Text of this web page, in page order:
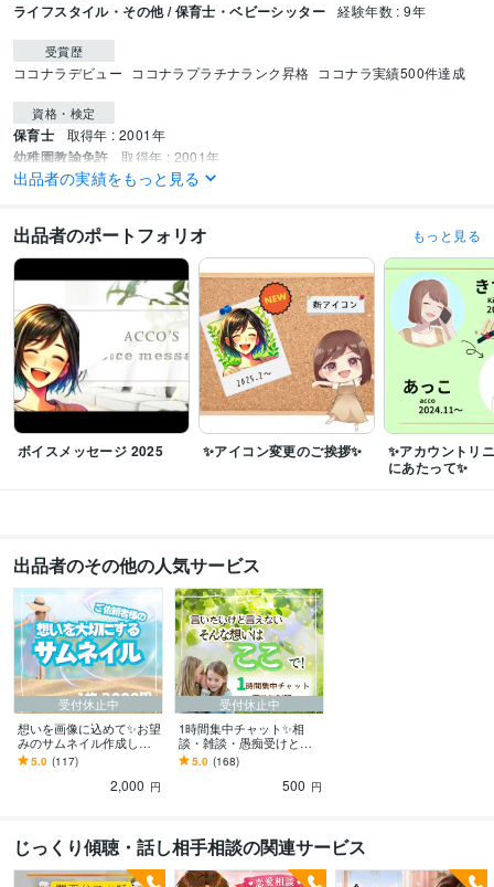
ライフスタイル・その他 / 保育士・ベビーシッター 経験年数 : 9年
受賞歴
ココナラデビュー ココナラプラチナランク昇格 ココナラ実績500件達成
資格・検定
保育士 取得年 : 2001年
幼稚園教諭免許 取得年 : 2001年
認定ベビーシッター 取得年 : 2021年
ビジネス・クリエイティブツール
VLLO:3年Canva:3年
得意分野
悩み相談・カウンセリング ☆コミュニケーション☆ ♡お子さんと楽しむ
世界♡ ♡特性も神様からの贈り物♡ ☆こころの痛み☆ ♡大切だからこそ
悩む♡ ☆ココナラの世界☆
悩み相談 育児 子育て 保育士 発達障害 恋愛 複雑な恋愛
ココナラ
ココナラ初心者
ダンス
Web制作・HP作成・EC構築
サムネイル ヘッダー ココナラ バナー
出品者の実績をもっと見る
出品者のポートフォリオ もっと見る
ボイスメッセージ 2025 ✨アイコン変更のご挨拶✨
✨アカウントリ
にあたって✨
出品者のその他の人気サービス
受付休止中
想いを画像に込めて✨お望
みのサムネイル作成しま
す Canvaで！丁寧かつス
ピード納品心がけていま
5.0 (117)
2,000 円
受付休止中
1時間集中チャット✨相
談・雑談・愚痴受けとめ
ます 初めてでも大丈夫✨
モヤモヤ/恋愛/人間関係/育
5.0 (168)
500 円
じっくり傾聴・話し相手相談の関連サービス